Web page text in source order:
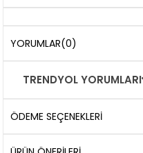
YORUMLAR(0)
TRENDYOL YORUMLARI
ÖDEME SEÇENEKLERI